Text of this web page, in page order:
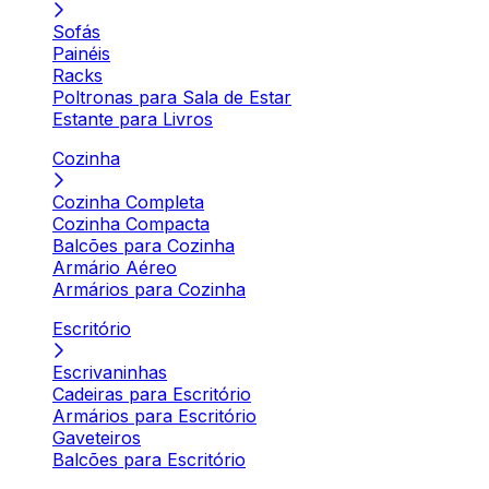
Sofás
Painéis
Racks
Poltronas para Sala de Estar
Estante para Livros
Cozinha
Cozinha Completa
Cozinha Compacta
Balcões para Cozinha
Armário Aéreo
Armários para Cozinha
Escritório
Escrivaninhas
Cadeiras para Escritório
Armários para Escritório
Gaveteiros
Balcões para Escritório